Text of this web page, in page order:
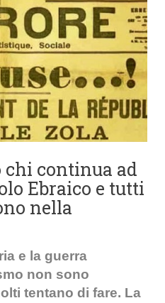
chi continua ad
Ebraico e tutti
nella
e la guerra
non sono
tentano di fare. La